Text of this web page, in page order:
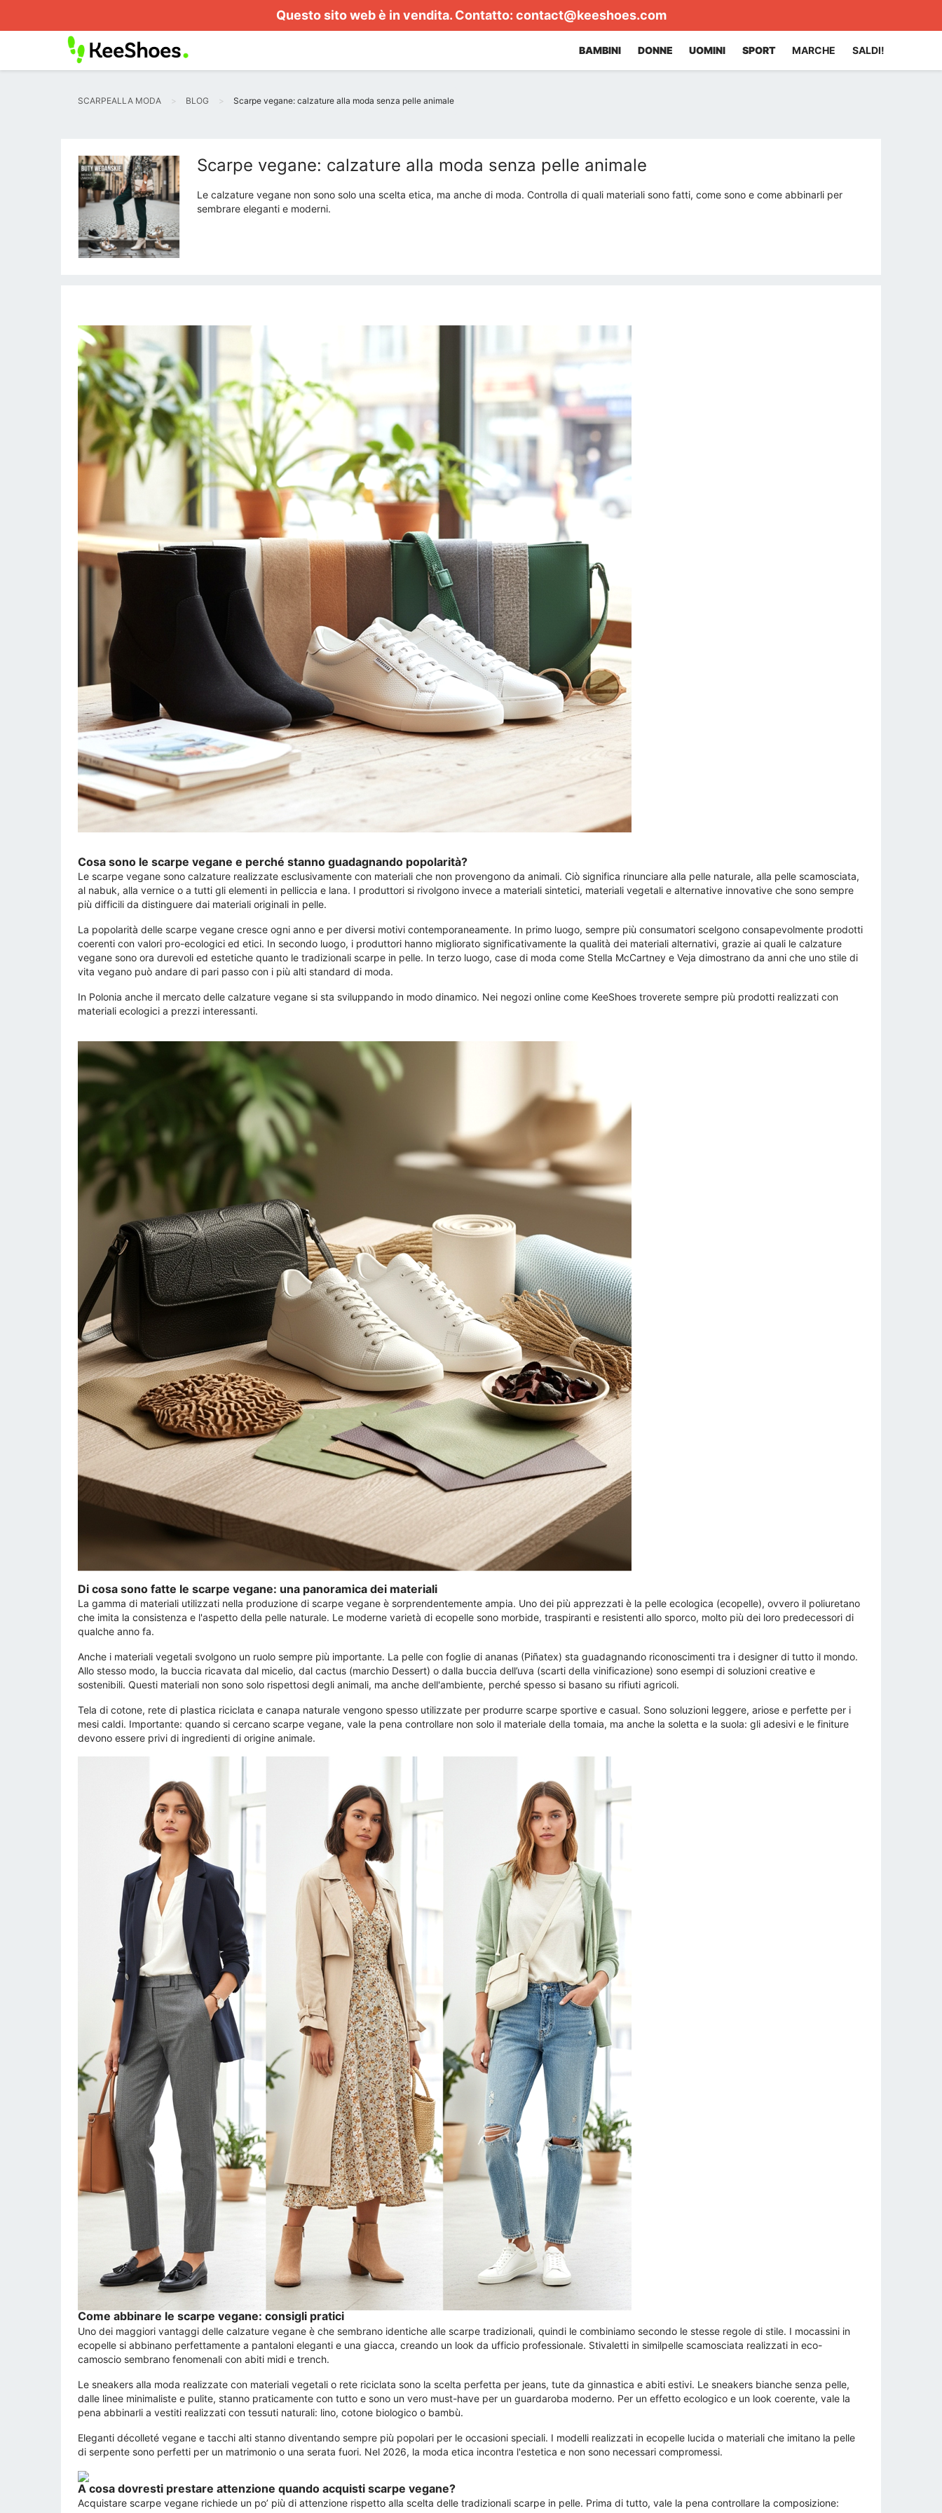
Questo sito web è in vendita. Contatto: contact@keeshoes.com
BAMBINI DONNE UOMINI SPORT MARCHE SALDI!
SCARPEALLA MODA BLOG Scarpe vegane: calzature alla moda senza pelle animale
Scarpe vegane: calzature alla moda senza pelle animale
Le calzature vegane non sono solo una scelta etica, ma anche di moda. Controlla di quali materiali sono fatti, come sono e come abbinarli per
sembrare eleganti e moderni.
Cosa sono le scarpe vegane e perché stanno guadagnando popolarità?
Le scarpe vegane sono calzature realizzate esclusivamente con materiali che non provengono da animali. Ciò significa rinunciare alla pelle naturale, alla pelle scamosciata,
al nabuk, alla vernice o a tutti gli elementi in pelliccia e lana. I produttori si rivolgono invece a materiali sintetici, materiali vegetali e alternative innovative che sono sempre
più difficili da distinguere dai materiali originali in pelle.
La popolarità delle scarpe vegane cresce ogni anno e per diversi motivi contemporaneamente. In primo luogo, sempre più consumatori scelgono consapevolmente prodotti
coerenti con valori pro-ecologici ed etici. In secondo luogo, i produttori hanno migliorato significativamente la qualità dei materiali alternativi, grazie ai quali le calzature
vegane sono ora durevoli ed estetiche quanto le tradizionali scarpe in pelle. In terzo luogo, case di moda come Stella McCartney e Veja dimostrano da anni che uno stile di
vita vegano può andare di pari passo con i più alti standard di moda.
In Polonia anche il mercato delle calzature vegane si sta sviluppando in modo dinamico. Nei negozi online come KeeShoes troverete sempre più prodotti realizzati con
materiali ecologici a prezzi interessanti.
Di cosa sono fatte le scarpe vegane: una panoramica dei materiali
La gamma di materiali utilizzati nella produzione di scarpe vegane è sorprendentemente ampia. Uno dei più apprezzati è la pelle ecologica (ecopelle), ovvero il poliuretano
che imita la consistenza e l'aspetto della pelle naturale. Le moderne varietà di ecopelle sono morbide, traspiranti e resistenti allo sporco, molto più dei loro predecessori di
qualche anno fa.
Anche i materiali vegetali svolgono un ruolo sempre più importante. La pelle con foglie di ananas (Piñatex) sta guadagnando riconoscimenti tra i designer di tutto il mondo.
Allo stesso modo, la buccia ricavata dal micelio, dal cactus (marchio Dessert) o dalla buccia dell’uva (scarti della vinificazione) sono esempi di soluzioni creative e
sostenibili. Questi materiali non sono solo rispettosi degli animali, ma anche dell'ambiente, perché spesso si basano su rifiuti agricoli.
Tela di cotone, rete di plastica riciclata e canapa naturale vengono spesso utilizzate per produrre scarpe sportive e casual. Sono soluzioni leggere, ariose e perfette per i
mesi caldi. Importante: quando si cercano scarpe vegane, vale la pena controllare non solo il materiale della tomaia, ma anche la soletta e la suola: gli adesivi e le finiture
devono essere privi di ingredienti di origine animale.
Come abbinare le scarpe vegane: consigli pratici
Uno dei maggiori vantaggi delle calzature vegane è che sembrano identiche alle scarpe tradizionali, quindi le combiniamo secondo le stesse regole di stile. I mocassini in
ecopelle si abbinano perfettamente a pantaloni eleganti e una giacca, creando un look da ufficio professionale. Stivaletti in similpelle scamosciata realizzati in eco-
camoscio sembrano fenomenali con abiti midi e trench.
Le sneakers alla moda realizzate con materiali vegetali o rete riciclata sono la scelta perfetta per jeans, tute da ginnastica e abiti estivi. Le sneakers bianche senza pelle,
dalle linee minimaliste e pulite, stanno praticamente con tutto e sono un vero must-have per un guardaroba moderno. Per un effetto ecologico e un look coerente, vale la
pena abbinarli a vestiti realizzati con tessuti naturali: lino, cotone biologico o bambù.
Eleganti décolleté vegane e tacchi alti stanno diventando sempre più popolari per le occasioni speciali. I modelli realizzati in ecopelle lucida o materiali che imitano la pelle
di serpente sono perfetti per un matrimonio o una serata fuori. Nel 2026, la moda etica incontra l'estetica e non sono necessari compromessi.
A cosa dovresti prestare attenzione quando acquisti scarpe vegane?
Acquistare scarpe vegane richiede un po’ più di attenzione rispetto alla scelta delle tradizionali scarpe in pelle. Prima di tutto, vale la pena controllare la composizione: